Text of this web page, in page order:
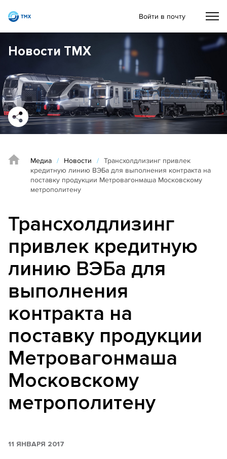
Войти в почту
Новости ТМХ
Медиа / Новости / Трансхолдлизинг привлек
кредитную линию ВЭБа для выполнения контракта на
поставку продукции Метровагонмаша Московскому
метрополитену
Трансхолдлизинг
привлек кредитную
линию ВЭБа для
выполнения
контракта на
поставку продукции
Метровагонмаша
Московскому
метрополитену
11 ЯНВАРЯ 2017